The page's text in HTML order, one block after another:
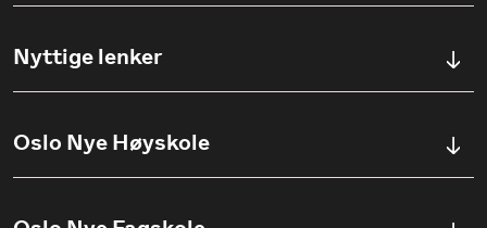
Ullevålsveien 76, 0454 OSLO
(+47) 23 23 38 20
Nyttige lenker
Søknadsinfo
Oslo Nye Høyskole